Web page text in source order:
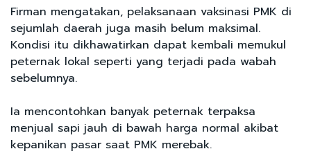
Firman mengatakan, pelaksanaan vaksinasi PMK di
sejumlah daerah juga masih belum maksimal.
Kondisi itu dikhawatirkan dapat kembali memukul
peternak lokal seperti yang terjadi pada wabah
sebelumnya.
Ia mencontohkan banyak peternak terpaksa
menjual sapi jauh di bawah harga normal akibat
kepanikan pasar saat PMK merebak.